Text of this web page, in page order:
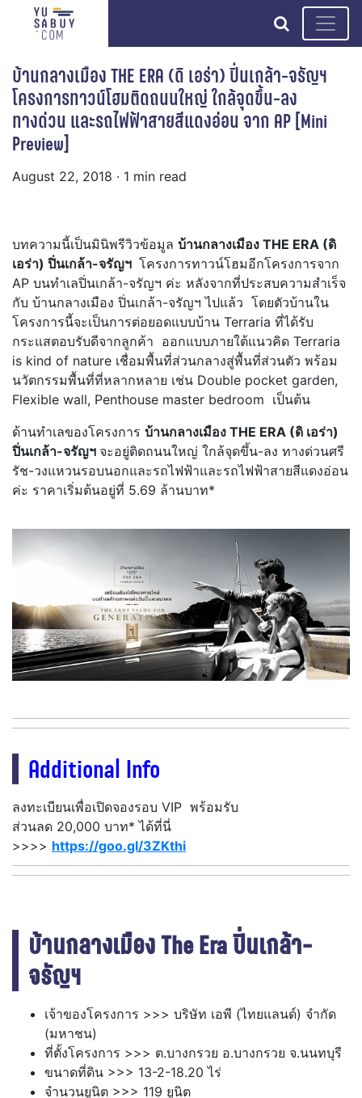
search
บ้านกลางเมือง THE ERA (ดิ เอร่า) ปิ่นเกล้า-จรัญฯ
โครงการทาวน์โฮมติดถนนใหญ่ ใกล้จุดขึ้น-ลง
ทางด่วน และรถไฟฟ้าสายสีแดงอ่อน จาก AP [Mini
Preview]
August 22, 2018 · 1 min read
บทความนี้เป็นมินิพรีวิวข้อมูล บ้านกลางเมือง THE ERA (ดิ
เอร่า) ปิ่นเกล้า-จรัญฯ โครงการทาวน์โฮมอีกโครงการจาก
AP บนทำเลปิ่นเกล้า-จรัญฯ ค่ะ หลังจากที่ประสบความสำเร็จ
กับ บ้านกลางเมือง ปิ่นเกล้า-จรัญฯ ไปแล้ว โดยตัวบ้านใน
โครงการนี้จะเป็นการต่อยอดแบบบ้าน Terraria ที่ได้รับ
กระแสตอบรับดีจากลูกค้า ออกแบบภายใต้แนวคิด Terraria
is kind of nature เชื่อมพื้นที่ส่วนกลางสู่พื้นที่ส่วนตัว พร้อม
นวัตกรรมพื้นที่ที่หลากหลาย เช่น Double pocket garden,
Flexible wall, Penthouse master bedroom เป็นต้น
ด้านทำเลของโครงการ บ้านกลางเมือง THE ERA (ดิ เอร่า)
ปิ่นเกล้า-จรัญฯ จะอยู่ติดถนนใหญ่ ใกล้จุดขึ้น-ลง ทางด่วนศรี
รัช-วงแหวนรอบนอกและรถไฟฟ้าและรถไฟฟ้าสายสีแดงอ่อน
ค่ะ ราคาเริ่มต้นอยู่ที่ 5.69 ล้านบาท*
Additional Info
ลงทะเบียนเพื่อเปิดจองรอบ VIP พร้อมรับ
ส่วนลด 20,000 บาท* ได้ที่นี่
>>>> https://goo.gl/3ZKthi
บ้านกลางเมือง The Era ปิ่นเกล้า-
จรัญฯ
เจ้าของโครงการ >>> บริษัท เอพี (ไทยแลนด์) จำกัด
(มหาชน)
ที่ตั้งโครงการ >>> ต.บางกรวย อ.บางกรวย จ.นนทบุรี
ขนาดที่ดิน >>> 13-2-18.20 ไร่
จำนวนยูนิต >>> 119 ยูนิต